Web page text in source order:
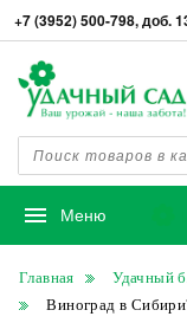
+7 (3952) 500-798, доб.
Меню
Главная Удачный
Виноград в